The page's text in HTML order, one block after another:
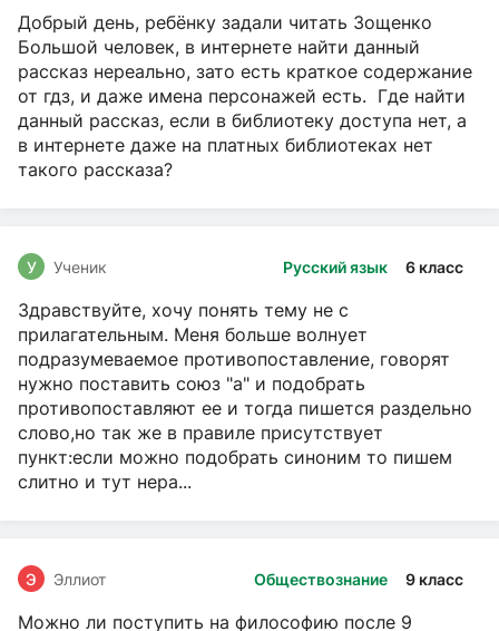
Добрый день, ребёнку задали читать Зощенко
Большой человек, в интернете найти данный
рассказ нереально, зато есть краткое содержание
от гдз, и даже имена персонажей есть. Где найти
данный рассказ, если в библиотеку доступа нет, а
в интернете даже на платных библиотеках нет
такого рассказа?
Русский язык 6 класс
У Ученик
Здравствуйте, хочу понять тему не с
прилагательным. Меня больше волнует
подразумеваемое противопоставление, говорят
нужно поставить союз "а" и подобрать
противопоставляют ее и тогда пишется раздельно
слово,но так же в правиле присутствует
пункт:если можно подобрать синоним то пишем
слитно и тут нера...
Обществознание 9 класс
Э Эллиот
Можно ли поступить на философию после 9